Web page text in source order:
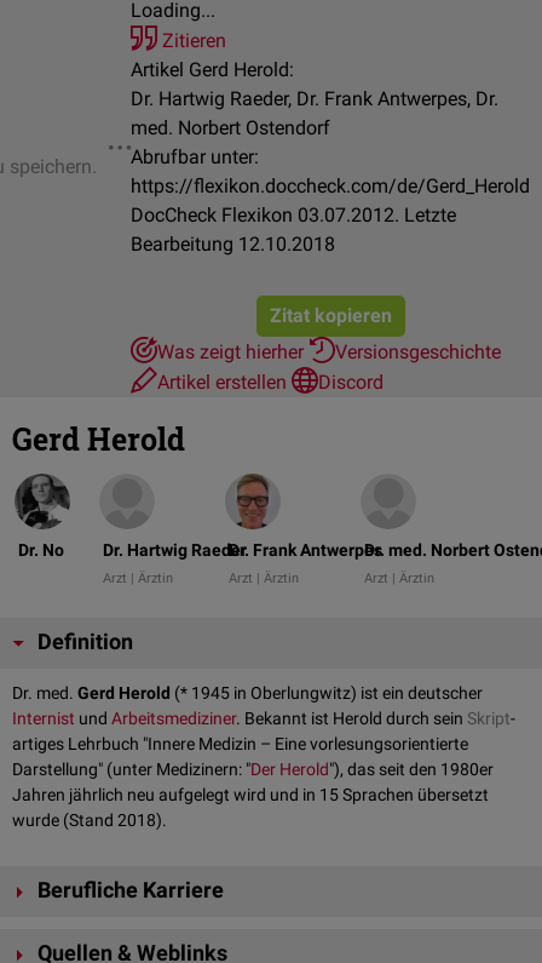
Loading...
Zitieren
Artikel Gerd Herold:
Dr. Hartwig Raeder, Dr. Frank Antwerpes, Dr.
med. Norbert Ostendorf
Abrufbar unter:
https://flexikon.doccheck.com/de/Gerd_Herold
DocCheck Flexikon 03.07.2012. Letzte
Bearbeitung 12.10.2018
Zitat kopieren
Was zeigt hierher
Versionsgeschichte
Artikel erstellen
Discord
Gerd Herold
Dr. No Dr. Hartwig Raeder
Arzt | Ärztin
Dr. Frank Antwerpes
Arzt | Ärztin
Dr. med. Norbert
Arzt | Ärztin
Definition
Dr. med. Gerd Herold (* 1945 in Oberlungwitz) ist ein deutscher
Internist und Arbeitsmediziner. Bekannt ist Herold durch sein Skript-
artiges Lehrbuch "Innere Medizin – Eine vorlesungsorientierte
Darstellung" (unter Medizinern: "Der Herold"), das seit den 1980er
Jahren jährlich neu aufgelegt wird und in 15 Sprachen übersetzt
wurde (Stand 2018).
Berufliche Karriere
Arbeit"Ursachen von Verschattungen im Thoraxröntgenbild unter
Quellen & Weblinks